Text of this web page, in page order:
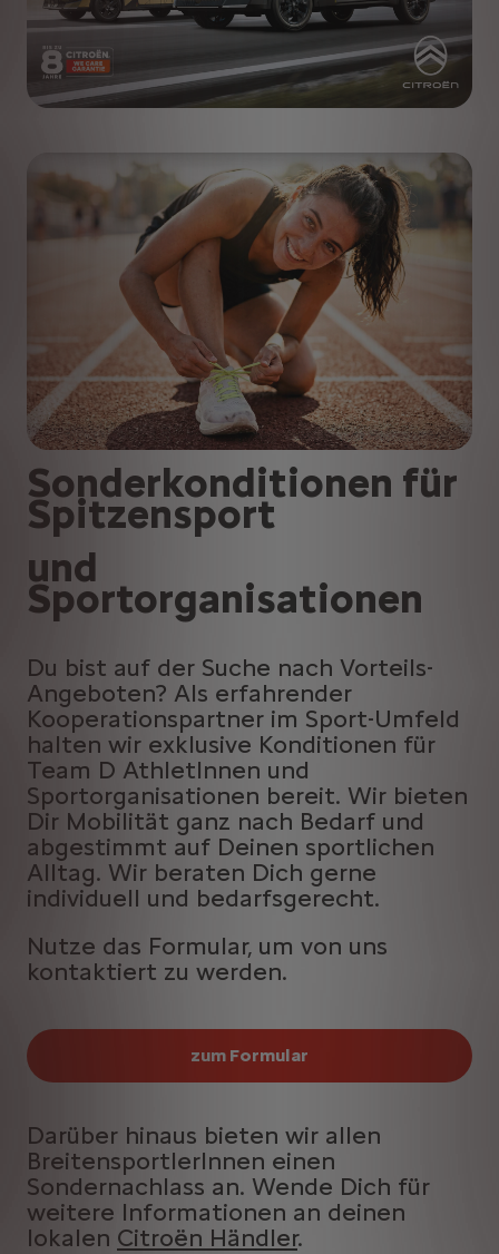
Sonderkonditionen für
Spitzensport
und
Sportorganisationen
Du bist auf der Suche nach Vorteils-
Angeboten? Als erfahrender
Kooperationspartner im Sport-Umfeld
halten wir exklusive Konditionen für
Team D AthletInnen und
Sportorganisationen bereit. Wir bieten
Dir Mobilität ganz nach Bedarf und
abgestimmt auf Deinen sportlichen
Alltag. Wir beraten Dich gerne
individuell und bedarfsgerecht.
Nutze das Formular, um von uns
kontaktiert zu werden.
zum Formular
Darüber hinaus bieten wir allen
BreitensportlerInnen einen
Sondernachlass an. Wende Dich für
weitere Informationen an deinen
lokalen Citroën Händler.